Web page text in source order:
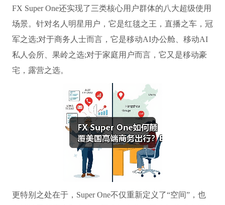
FX Super One还实现了三类核心用户群体的八大超级使用
场景。针对名人明星用户，它是红毯之王，直播之车，冠
军之选;对于商务人士而言，它是移动AI办公舱、移动AI
私人会所、果岭之选;对于家庭用户而言，它又是移动豪
宅，露营之选。
更特别之处在于，Super One不仅重新定义了“空间”，也